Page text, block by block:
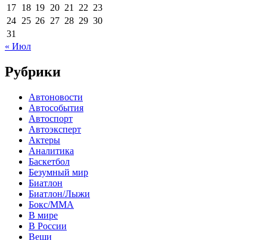
17 18 19 20 21 22 23
24 25 26 27 28 29 30
31
« Июл
Рубрики
Автоновости
Автособытия
Автоспорт
Автоэксперт
Актеры
Аналитика
Баскетбол
Безумный мир
Биатлон
Биатлон/Лыжи
Бокс/MMA
В мире
В России
Вещи